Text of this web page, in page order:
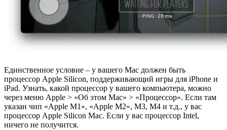
Единственное условие – у вашего Mac должен быть
процессор Apple Silicon, поддерживающий игры для iPhone и
iPad. Узнать, какой процессор у вашего компьютера, можно
через меню Apple > «Об этом Mac» > «Процессор». Если там
указан чип «Apple M1», «Apple M2», M3, M4 и т.д., у вас
процессор Apple Silicon Mac. Если у вас процессор Intel,
ничего не получится.